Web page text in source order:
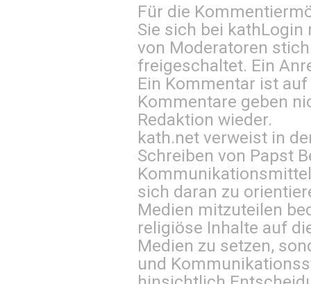
Für die
Sie sich bei kathLogin
von Moderatoren
freigeschaltet. Ein
Ein Kommentar ist
Kommentare geben
Redaktion wieder.
kath.net verweist in
Schreiben von Papst
sich daran zu
Medien mitzuteilen
religiöse Inhalte auf
Medien zu setzen,
und